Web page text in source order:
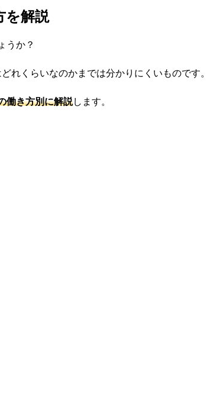
を解説
うか？
れくらいなのかまでは分かりにくいものです。
働き方別に解説します。